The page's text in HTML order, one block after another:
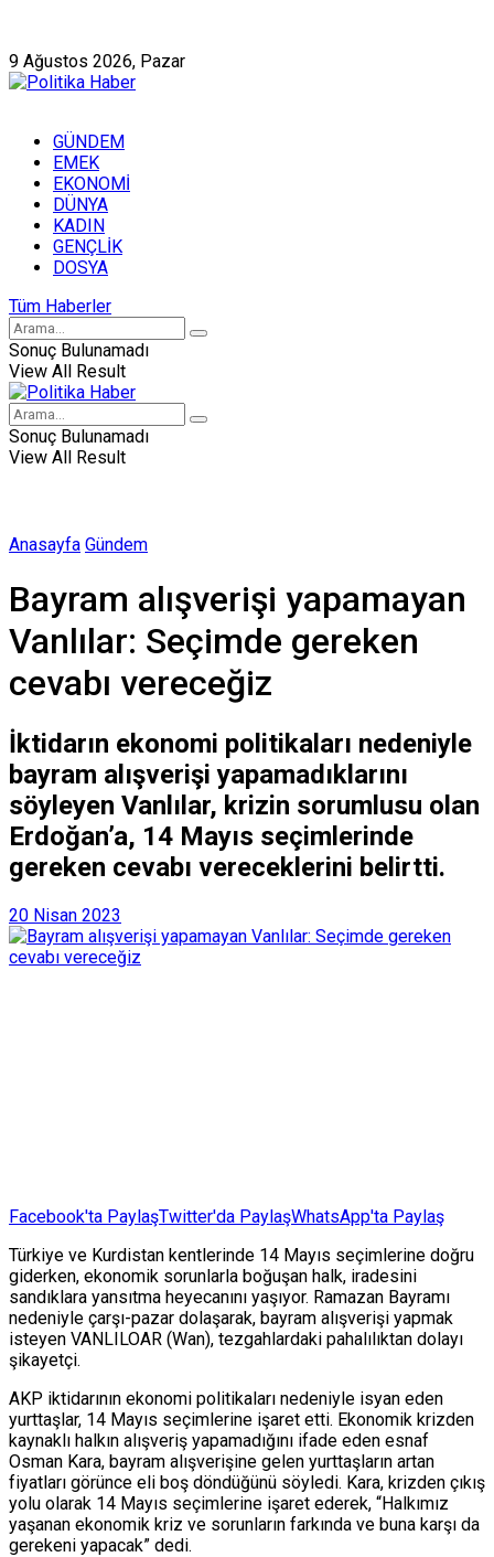
9 Ağustos 2026, Pazar
GÜNDEM
EMEK
EKONOMİ
DÜNYA
KADIN
GENÇLİK
DOSYA
Tüm Haberler
Sonuç Bulunamadı
View All Result
Sonuç Bulunamadı
View All Result
Anasayfa Gündem
Bayram alışverişi yapamayan
Vanlılar: Seçimde gereken
cevabı vereceğiz
İktidarın ekonomi politikaları nedeniyle
bayram alışverişi yapamadıklarını
söyleyen Vanlılar, krizin sorumlusu olan
Erdoğan’a, 14 Mayıs seçimlerinde
gereken cevabı vereceklerini belirtti.
20 Nisan 2023
Facebook'ta PaylaşTwitter'da PaylaşWhatsApp'ta Paylaş
Türkiye ve Kurdistan kentlerinde 14 Mayıs seçimlerine doğru
giderken, ekonomik sorunlarla boğuşan halk, iradesini
sandıklara yansıtma heyecanını yaşıyor. Ramazan Bayramı
nedeniyle çarşı-pazar dolaşarak, bayram alışverişi yapmak
isteyen VANLILOAR (Wan), tezgahlardaki pahalılıktan dolayı
şikayetçi.
AKP iktidarının ekonomi politikaları nedeniyle isyan eden
yurttaşlar, 14 Mayıs seçimlerine işaret etti. Ekonomik krizden
kaynaklı halkın alışveriş yapamadığını ifade eden esnaf
Osman Kara, bayram alışverişine gelen yurttaşların artan
fiyatları görünce eli boş döndüğünü söyledi. Kara, krizden çıkış
yolu olarak 14 Mayıs seçimlerine işaret ederek, “Halkımız
yaşanan ekonomik kriz ve sorunların farkında ve buna karşı da
gerekeni yapacak” dedi.